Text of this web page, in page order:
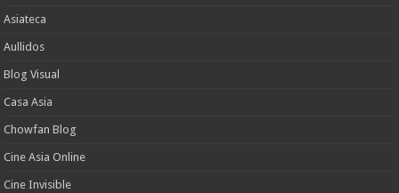
Asiateca
Aullidos
Blog Visual
Casa Asia
Chowfan Blog
Cine Asia Online
Cine Invisible